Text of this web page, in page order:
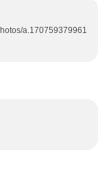
a.170759379961